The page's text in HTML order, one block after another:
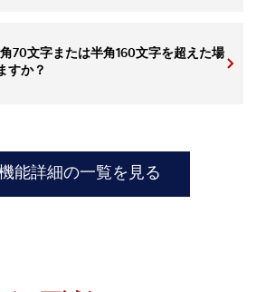
70文字または半角160文字を超えた場
すか？
能詳細の一覧を見る